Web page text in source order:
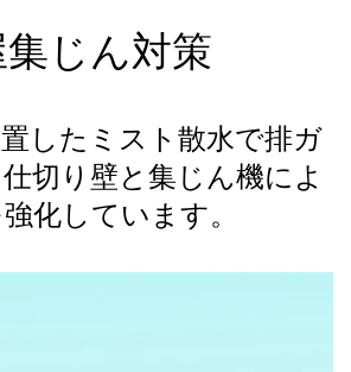
集じん対策
したミスト散水で排ガ
切り壁と集じん機によ
化しています。